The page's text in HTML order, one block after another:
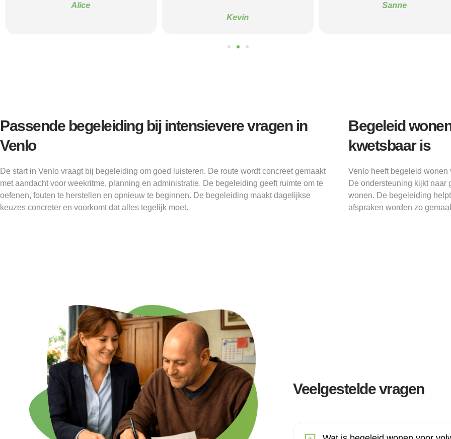
Alice
Kevin
Sanne
Passende begeleiding bij intensievere vragen in
Venlo
De start in Venlo vraagt bij begeleiding om goed luisteren. De route wordt concreet gemaakt
met aandacht voor weekritme, planning en administratie. De begeleiding geeft ruimte om te
oefenen, fouten te herstellen en opnieuw te beginnen. De begeleiding maakt dagelijkse
keuzes concreter en voorkomt dat alles tegelijk moet.
Begeleid
kwetsbaar is
Venlo heeft begeleid
De ondersteuning kijkt
wonen. De begeleiding
afspraken worden zo
Veelgestelde vragen